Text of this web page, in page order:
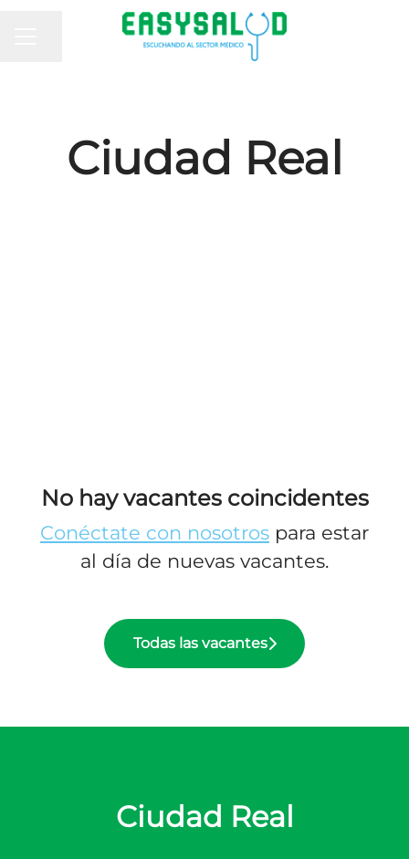
MENÚ DE EMPLEO
Compartir página
Ciudad Real
No hay vacantes coincidentes
Conéctate con nosotros para estar
al día de nuevas vacantes.
Todas las vacantes
Ciudad Real